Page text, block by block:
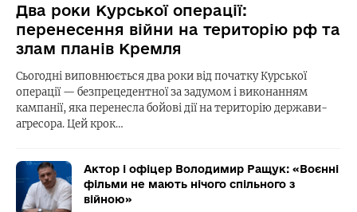
Два роки Курської операції:
перенесення війни на територію рф та
злам планів Кремля
Сьогодні виповнюється два роки від початку Курської
операції — безпрецедентної за задумом і виконанням
кампанії, яка перенесла бойові дії на територію держави-
агресора. Цей крок…
Актор і офіцер Володимир Ращук: «Воєнні
фільми не мають нічого спільного з
війною»